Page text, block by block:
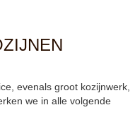
evenals groot kozijnwerk,
we in alle volgende